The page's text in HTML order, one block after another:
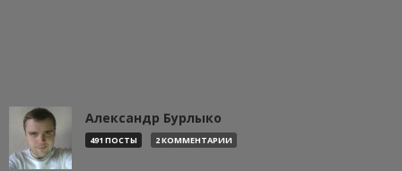
Александр Бурлыко
491 ПОСТЫ 2 КОММЕНТАРИИ